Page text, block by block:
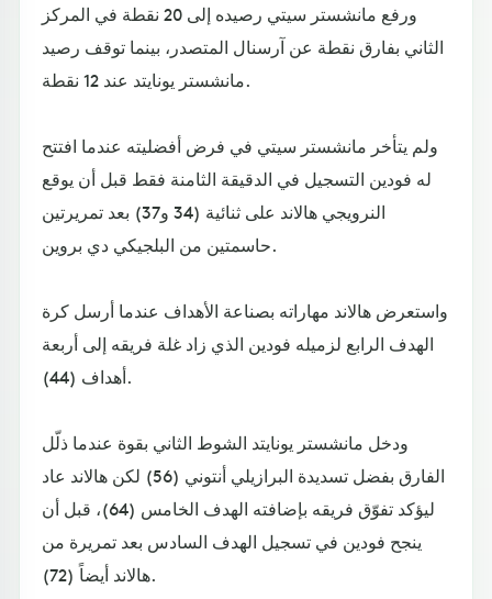
ورفع مانشستر سيتي رصيده إلى 20 نقطة في المركز
الثاني بفارق نقطة عن آرسنال المتصدر، بينما توقف رصيد
مانشستر يونايتد عند 12 نقطة.
ولم يتأخر مانشستر سيتي في فرض أفضليته عندما افتتح
له فودين التسجيل في الدقيقة الثامنة فقط قبل أن يوقع
النرويجي هالاند على ثنائية (34 و37) بعد تمريرتين
حاسمتين من البلجيكي دي بروين.
واستعرض هالاند مهاراته بصناعة الأهداف عندما أرسل كرة
الهدف الرابع لزميله فودين الذي زاد غلة فريقه إلى أربعة
أهداف (44).
ودخل مانشستر يونايتد الشوط الثاني بقوة عندما ذلّل
الفارق بفضل تسديدة البرازيلي أنتوني (56) لكن هالاند عاد
ليؤكد تفوّق فريقه بإضافته الهدف الخامس (64)، قبل أن
ينجح فودين في تسجيل الهدف السادس بعد تمريرة من
هالاند أيضاً (72).